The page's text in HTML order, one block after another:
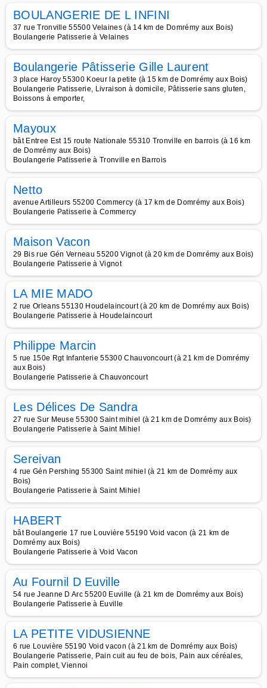
BOULANGERIE DE L INFINI
37 rue Tronville 55500 Velaines (à 14 km de Domrémy aux Bois)
Boulangerie Patisserie à Velaines
Boulangerie Pâtisserie Gille Laurent
3 place Haroy 55300 Koeur la petite (à 15 km de Domrémy aux Bois)
Boulangerie Patisserie, Livraison à domicile, Pâtisserie sans gluten,
Boissons à emporter,
Mayoux
bât Entree Est 15 route Nationale 55310 Tronville en barrois (à 16 km
de Domrémy aux Bois)
Boulangerie Patisserie à Tronville en Barrois
Netto
avenue Artilleurs 55200 Commercy (à 17 km de Domrémy aux Bois)
Boulangerie Patisserie à Commercy
Maison Vacon
29 Bis rue Gén Verneau 55200 Vignot (à 20 km de Domrémy aux Bois)
Boulangerie Patisserie à Vignot
LA MIE MADO
2 rue Orleans 55130 Houdelaincourt (à 20 km de Domrémy aux Bois)
Boulangerie Patisserie à Houdelaincourt
Philippe Marcin
5 rue 150e Rgt Infanterie 55300 Chauvoncourt (à 21 km de Domrémy
aux Bois)
Boulangerie Patisserie à Chauvoncourt
Les Délices De Sandra
27 rue Sur Meuse 55300 Saint mihiel (à 21 km de Domrémy aux Bois)
Boulangerie Patisserie à Saint Mihiel
Sereivan
4 rue Gén Pershing 55300 Saint mihiel (à 21 km de Domrémy aux
Bois)
Boulangerie Patisserie à Saint Mihiel
HABERT
bât Boulangerie 17 rue Louvière 55190 Void vacon (à 21 km de
Domrémy aux Bois)
Boulangerie Patisserie à Void Vacon
Au Fournil D Euville
54 rue Jeanne D Arc 55200 Euville (à 21 km de Domrémy aux Bois)
Boulangerie Patisserie à Euville
LA PETITE VIDUSIENNE
6 rue Louvière 55190 Void vacon (à 21 km de Domrémy aux Bois)
Boulangerie Patisserie, Pain cuit au feu de bois, Pain aux céréales,
Pain complet, Viennoi